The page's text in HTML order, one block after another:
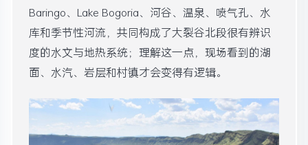
Baringo、Lake Bogoria、河谷、温泉、喷气孔、水
库和季节性河流，共同构成了大裂谷北段很有辨识
度的水文与地热系统；理解这一点，现场看到的湖
面、水汽、岩层和村镇才会变得有逻辑。